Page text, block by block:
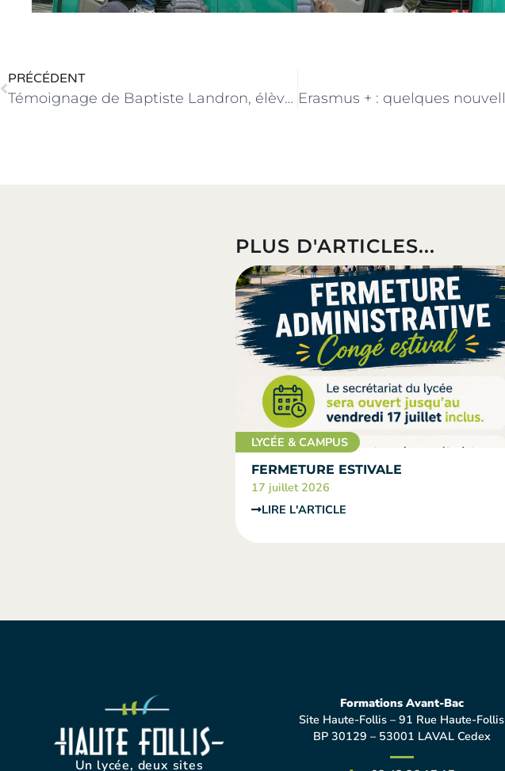
PRÉCÉDENT
Témoignage de Baptiste Landron, élève de Tle Bac Pro AEPA
PLUS D'ARTICLES...
LYCÉE & CAMPUS
FERMETURE ESTIVALE
17 juillet 2026
LIRE L'ARTICLE
Un lycée, deux sites
Formations Avant-Bac
Site Haute-Follis – 91 Rue Haute-Follis
BP 30129 – 53001 LAVAL Cedex